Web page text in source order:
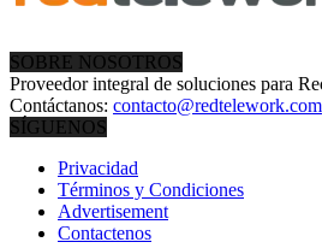
SOBRE NOSOTROS
Proveedor integral de soluciones para
Contáctanos: contacto@redtelework.com
SÍGUENOS
Privacidad
Términos y Condiciones
Advertisement
Contactenos